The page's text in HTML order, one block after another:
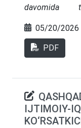
davomida
mexanizmlari,
xalqaro
Turkiyaning
berildi.
tahlil
05/20/2026
PDF
IJTIMOIY-